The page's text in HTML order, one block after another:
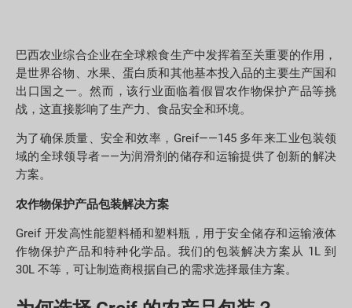
巴西农业综合企业在全球粮食生产中发挥着至关重要的作用，
是世界谷物、水果、蛋白质和其他基本投入品的主要生产国和
出口国之一。然而，该行业面临着假冒农作物保护产品等挑
战，这直接影响了生产力、食品安全和环境。
为了确保质量、安全和效率，Greif——145 多年来工业包装领
域的全球领导者——为润滑剂的储存和运输提供了创新的解决
方案。
农作物保护产品包装解决方案
Greif 开发高性能塑料桶和塑料瓶，用于安全储存和运输液体
作物保护产品和特种化学品。我们的包装解决方案从 1L 到
30L 不等，可让制造商根据自己的需求选择最佳方案。